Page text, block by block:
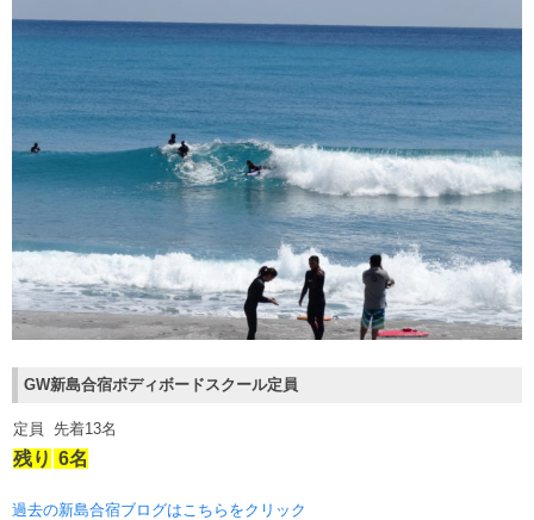
GW新島合宿ボディボードスクール定員
定員 先着13名
残り 6名
過去の新島合宿ブログはこちらをクリック